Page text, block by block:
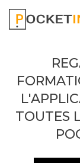
TOUTES